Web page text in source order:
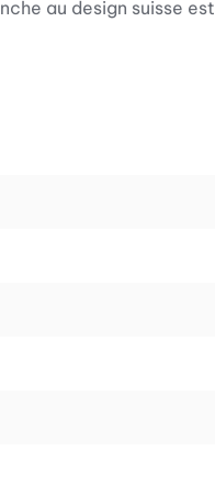
au design suisse